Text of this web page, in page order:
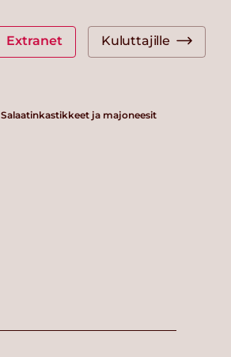
Extranet Kuluttajille
Salaatinkastikkeet ja majoneesit